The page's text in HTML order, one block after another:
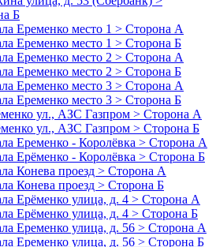
Б
Еременко место 1 > Сторона А
Еременко место 1 > Сторона Б
Еременко место 2 > Сторона А
Еременко место 2 > Сторона Б
Еременко место 3 > Сторона А
Еременко место 3 > Сторона Б
ул., АЗС Газпром > Сторона А
ул., АЗС Газпром > Сторона Б
Еременко - Королёвка > Сторона А
Ерёменко - Королёвка > Сторона Б
Конева проезд > Сторона А
Конева проезд > Сторона Б
Ерёменко улица, д. 4 > Сторона А
Ерёменко улица, д. 4 > Сторона Б
Еременко улица, д. 56 > Сторона А
Еременко улица, д. 56 > Сторона Б